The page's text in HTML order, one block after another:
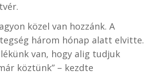
közel van hozzánk. A
három hónap alatt elvitte.
van, hogy alig tudjuk
köztünk” – kezdte